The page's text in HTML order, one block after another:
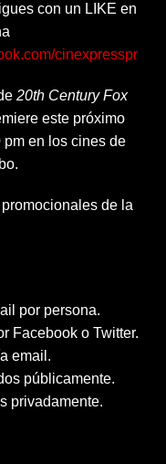
con un LIKE en
cinexpresspr
20th Century Fox
este próximo
pm en los cines de
de la
por persona.
Facebook o Twitter.
email.
públicamente.
privadamente.